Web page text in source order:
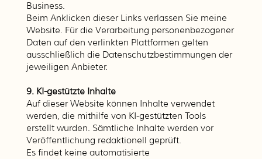
Business.
Beim Anklicken dieser Links verlassen Sie meine
Website. Für die Verarbeitung personenbezogener
Daten auf den verlinkten Plattformen gelten
ausschließlich die Datenschutzbestimmungen der
jeweiligen Anbieter.
9. KI-gestützte Inhalte
Auf dieser Website können Inhalte verwendet
werden, die mithilfe von KI-gestützten Tools
erstellt wurden. Sämtliche Inhalte werden vor
Veröffentlichung redaktionell geprüft.
Es findet keine automatisierte